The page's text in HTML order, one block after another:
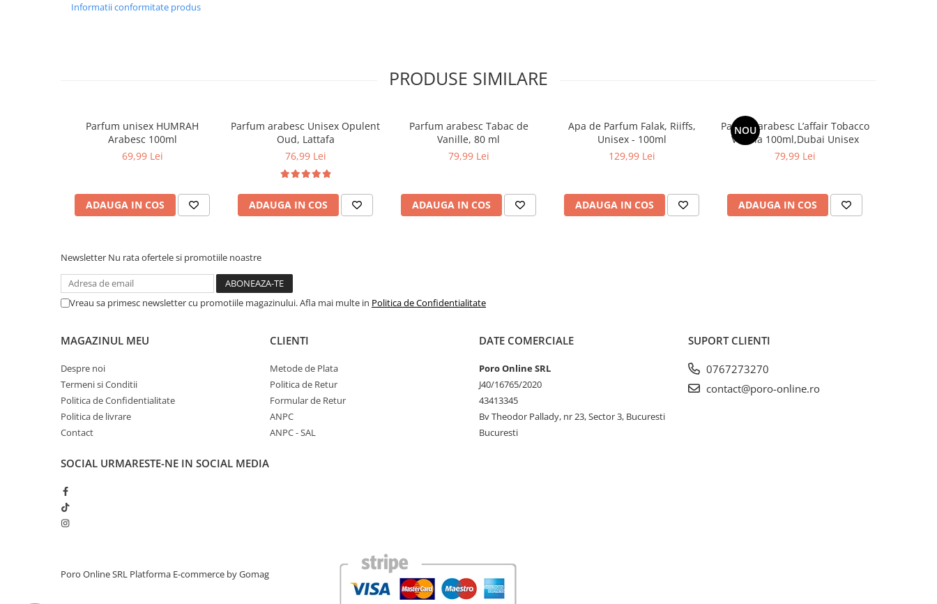
Informatii conformitate produs
PRODUSE SIMILARE
Parfum unisex HUMRAH
Arabesc 100ml
69,99 Lei
ADAUGA IN COS
Parfum arabesc Unisex Opulent
Oud, Lattafa
76,99 Lei
ADAUGA IN COS
Parfum arabesc Tabac de
Vanille, 80 ml
79,99 Lei
ADAUGA IN COS
Apa de Parfum Falak, Riiffs,
Unisex - 100ml
129,99 Lei
ADAUGA IN COS
NOU
Parfum arabesc L’affair Tobacco
Vanilla 100ml,Dubai Unisex
79,99 Lei
ADAUGA IN COS
Newsletter Nu rata ofertele si promotiile noastre
Vreau sa primesc newsletter cu promotiile magazinului. Afla mai multe in Politica de Confidentialitate
MAGAZINUL MEU
Despre noi
Termeni si Conditii
Politica de Confidentialitate
Politica de livrare
Contact
CLIENTI
Metode de Plata
Politica de Retur
Formular de Retur
ANPC
ANPC - SAL
DATE COMERCIALE
Poro Online SRL
J40/16765/2020
43413345
Bv Theodor Pallady, nr 23, Sector 3, Bucuresti
Bucuresti
SUPORT CLIENTI
0767273270
contact@poro-online.ro
SOCIAL URMARESTE-NE IN SOCIAL MEDIA
Poro Online SRL Platforma E-commerce by Gomag